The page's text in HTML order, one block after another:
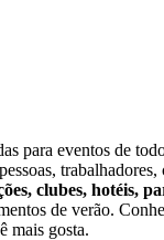
para eventos de
trabalhadores,
clubes, hotéis,
de verão.
mais gosta.